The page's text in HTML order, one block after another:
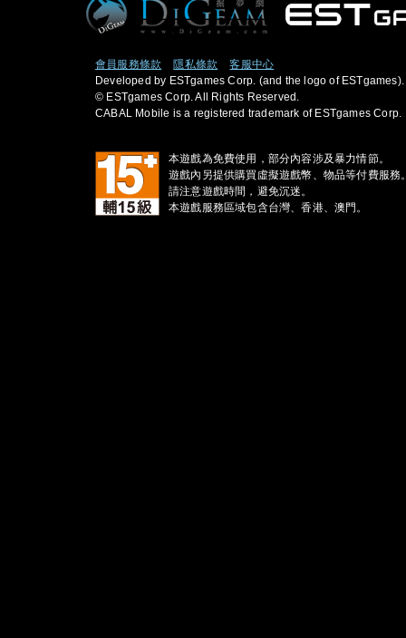
會員服務條款 隱私條款
客服中心
Developed by ESTgames Corp. (and the logo of ESTgames).
© ESTgames Corp. All Rights Reserved.
CABAL Mobile is a registered trademark of ESTgames Corp.
本遊戲為免費使用，部分內容涉及暴力情節。
遊戲內另提供購買虛擬遊戲幣、物品等付費服務
請注意遊戲時間，避免沉迷。
本遊戲服務區域包含台灣、香港、澳門。